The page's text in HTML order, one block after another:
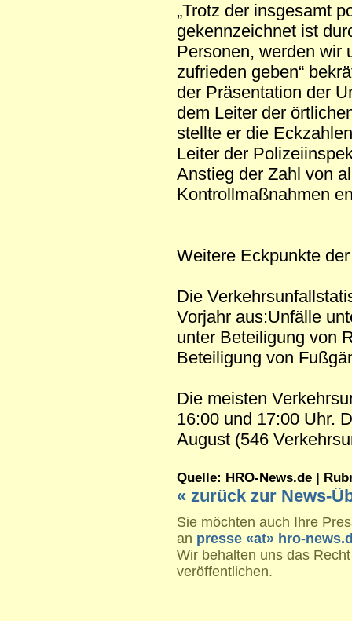
„Trotz der insgesamt
gekennzeichnet ist
Personen, werden wir
zufrieden geben“
der Präsentation der
dem Leiter der
stellte er die
Leiter der
Anstieg der Zahl von
Kontrollmaßnahmen
Weitere Eckpunkte
Die
Vorjahr aus:Unfälle
unter Beteiligung von
Beteiligung von
Die meisten
16:00 und 17:00 Uhr.
August (546
Quelle: HRO-News.de |
« zurück zur News-
Sie möchten auch Ihre
an presse «at» hro-
Wir behalten uns das
veröffentlichen.